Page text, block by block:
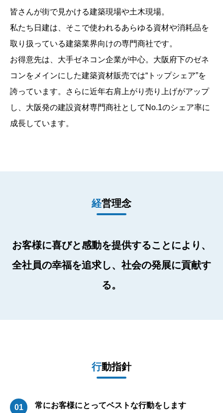
皆さんが街で見かける建築現場や土木現場。
私たち日建は、そこで使われるあらゆる資材や消耗品を
取り扱っている建築業界向けの専門商社です。
お得意先は、大手ゼネコン企業が中心。大阪府下のゼネ
コンをメインにした建築資材販売では“トップシェア”を
誇っています。さらに近年右肩上がり売り上げがアップ
し、大阪発の建設資材専門商社としてNo.1のシェア率に
成長しています。
経営理念
お客様に喜びと感動を提供することにより、
全社員の幸福を追求し、社会の発展に貢献す
る。
行動指針
常にお客様にとってベストな行動をします